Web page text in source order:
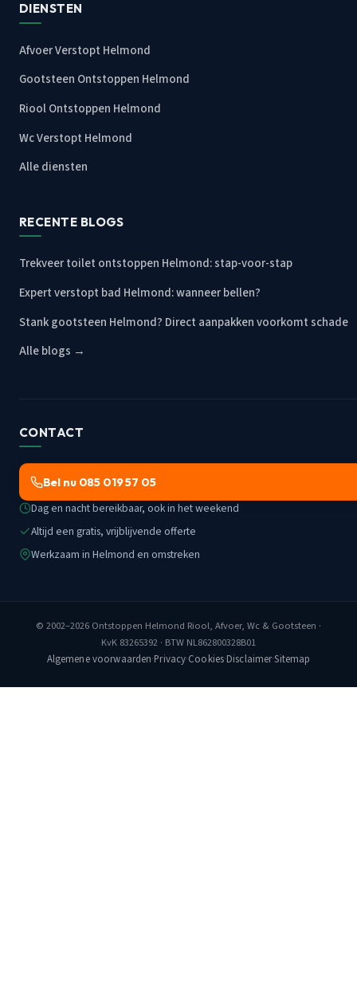
DIENSTEN
Afvoer Verstopt Helmond
Gootsteen Ontstoppen Helmond
Riool Ontstoppen Helmond
Wc Verstopt Helmond
Alle diensten
RECENTE BLOGS
Trekveer toilet ontstoppen Helmond: stap-voor-stap
Expert verstopt bad Helmond: wanneer bellen?
Stank gootsteen Helmond? Direct aanpakken voorkomt schade
Alle blogs →
CONTACT
Bel nu 085 019 57 05
Dag en nacht bereikbaar, ook in het weekend
Altijd een gratis, vrijblijvende offerte
Werkzaam in Helmond en omstreken
© 2002–2026 Ontstoppen Helmond Riool, Afvoer, Wc & Gootsteen ·
KvK 83265392 · BTW NL862800328B01
Algemene voorwaarden·Privacy·Cookies·Disclaimer·Sitemap